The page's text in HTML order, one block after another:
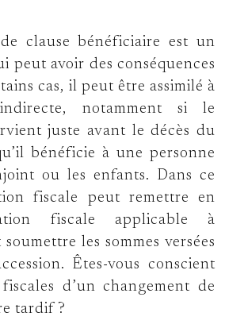
clause bénéficiaire est un
peut avoir des conséquences
cas, il peut être assimilé à
notamment si le
juste avant le décès du
bénéficie à une personne
ou les enfants. Dans ce
fiscale peut remettre en
fiscale applicable à
les sommes versées
Êtes-vous conscient
d’un changement de
tardif ?